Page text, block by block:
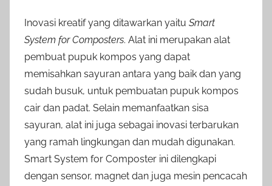
Inovasi kreatif yang ditawarkan yaitu Smart
System for Composters. Alat ini merupakan alat
pembuat pupuk kompos yang dapat
memisahkan sayuran antara yang baik dan yang
sudah busuk, untuk pembuatan pupuk kompos
cair dan padat. Selain memanfaatkan sisa
sayuran, alat ini juga sebagai inovasi terbarukan
yang ramah lingkungan dan mudah digunakan.
Smart System for Composter ini dilengkapi
dengan sensor, magnet dan juga mesin pencacah